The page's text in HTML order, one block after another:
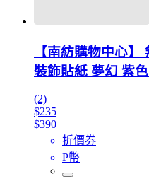
【南紡購物中心
裝飾貼紙 夢幻 紫
(2)
$235
$390
折價券
P幣